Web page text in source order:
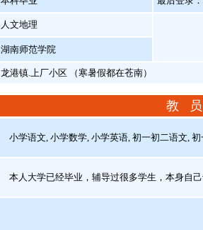
人文地理
湖南师范学院
龙港镇.上厂小区 （寒暑假都在苍南）
教
小学语文, 小学数学, 小学英语, 初一初二语文,
本人大学已经毕业，辅导过很多学生，本身自